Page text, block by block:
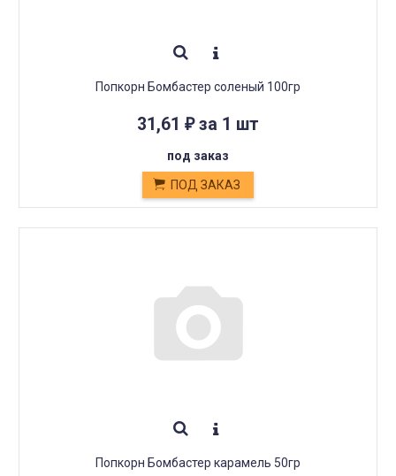
Попкорн Бомбастер соленый 100гр
31,61 ₽за 1 шт
под заказ
ПОД ЗАКАЗ
Попкорн Бомбастер карамель 50гр